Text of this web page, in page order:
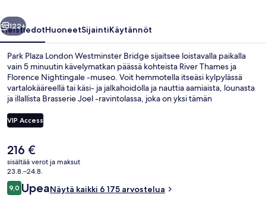
Seuraava
122+
YleistiedotHuoneetSijaintiKäytännöt
Park Plaza London Westminster Bridge sijaitsee loistavalla paikalla
vain 5 minuutin kävelymatkan päässä kohteista River Thames ja
Florence Nightingale -museo. Voit hemmotella itseäsi kylpylässä
vartalokääreellä tai käsi- ja jalkahoidolla ja nauttia aamiaista, lounasta
ja illallista Brasserie Joel -ravintolassa, joka on yksi tämän
keittiö. Muihin palveluihin kuuluu sisäuima-allas, baari/aulabaari ja
ympäri vuorokauden auki oleva kuntokeskus. Asiakkaat pitävät
vuoksi ja siksi, että se sijaitsee lähellä julkisen liikenteen yhteyksiä:
Lambeth Northin metroasema sijaitsee 5 minuutin ja Westminsterin
metroasema 7 minuutin kävelymatkan päässä.
VIP Access
Nykyinen
hinta
on
216 €
216 €
sisältää verot ja maksut
23.8.–24.8.
Arvostelut
9,09,0 kautta 10.
UpeaNäytä kaikki 6 175 arvostelua